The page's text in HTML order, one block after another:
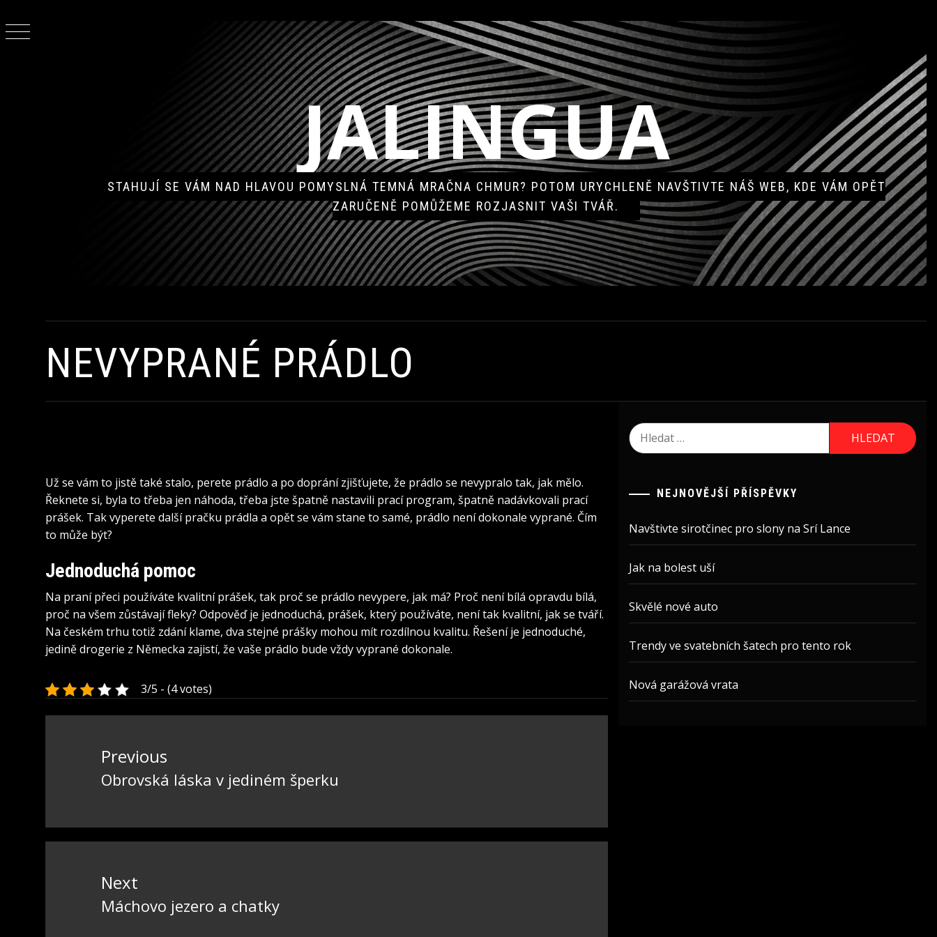
to
content
JALINGUA
STAHUJÍ SE VÁM NAD HLAVOU POMYSLNÁ TEMNÁ MRAČNA CHMUR? POTOM URYCHLENĚ NAVŠTIVTE NÁŠ WEB, KDE VÁM OPĚT
ZARUČENĚ POMŮŽEME ROZJASNIT VAŠI TVÁŘ.
NEVYPRANÉ PRÁDLO
Už se vám to jistě také stalo, perete prádlo a po doprání zjišťujete, že prádlo se nevypralo tak, jak mělo.
Řeknete si, byla to třeba jen náhoda, třeba jste špatně nastavili prací program, špatně nadávkovali prací
prášek. Tak vyperete další pračku prádla a opět se vám stane to samé, prádlo není dokonale vyprané. Čím
to může být?
Jednoduchá pomoc
Na praní přeci používáte kvalitní prášek, tak proč se prádlo nevypere, jak má? Proč není bílá opravdu bílá,
proč na všem zůstávají fleky? Odpověď je jednoduchá, prášek, který používáte, není tak kvalitní, jak se tváří.
Na českém trhu totiž zdání klame, dva stejné prášky mohou mít rozdílnou kvalitu. Řešení je jednoduché,
jedinědrogerie z Německa zajistí, že vaše prádlo bude vždy vyprané dokonale.
3/5 - (4 votes)
příspěvekPrevious
Previous
Obrovská láska v jediném šperku
Next
Next
Máchovo jezero a chatky
Vyhledávání
NEJNOVĚJŠÍ PŘÍSPĚVKY
Navštivte sirotčinec pro slony na Srí Lance
Jak na bolest uší
Skvělé nové auto
Trendy ve svatebních šatech pro tento rok
Nová garážová vrata